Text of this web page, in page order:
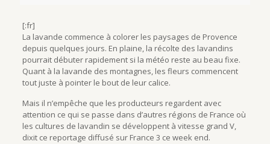
[:fr]
La lavande commence à colorer les paysages de Provence
depuis quelques jours. En plaine, la récolte des lavandins
pourrait débuter rapidement si la météo reste au beau fixe.
Quant à la lavande des montagnes, les fleurs commencent
tout juste à pointer le bout de leur calice.
Mais il n’empêche que les producteurs regardent avec
attention ce qui se passe dans d’autres régions de France où
les cultures de lavandin se développent à vitesse grand V,
dixit ce reportage diffusé sur France 3 ce week end.